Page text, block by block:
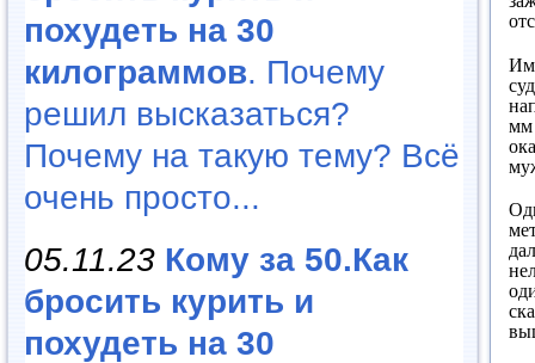
похудеть на 30
килограммов. Почему
решил высказаться?
Почему на такую тему? Всё
очень просто...
05.11.23 Кому за 50.Как
бросить курить и
похудеть на 30
мм